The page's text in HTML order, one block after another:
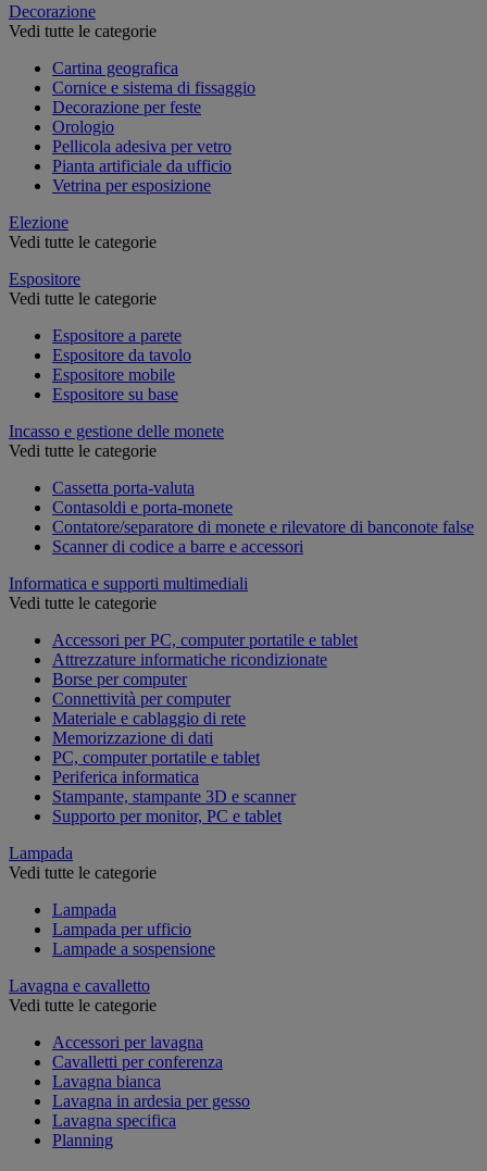
Decorazione
Vedi tutte le categorie
Cartina geografica
Cornice e sistema di fissaggio
Decorazione per feste
Orologio
Pellicola adesiva per vetro
Pianta artificiale da ufficio
Vetrina per esposizione
Elezione
Vedi tutte le categorie
Espositore
Vedi tutte le categorie
Espositore a parete
Espositore da tavolo
Espositore mobile
Espositore su base
Incasso e gestione delle monete
Vedi tutte le categorie
Cassetta porta-valuta
Contasoldi e porta-monete
Contatore/separatore di monete e rilevatore di banconote false
Scanner di codice a barre e accessori
Informatica e supporti multimediali
Vedi tutte le categorie
Accessori per PC, computer portatile e tablet
Attrezzature informatiche ricondizionate
Borse per computer
Connettività per computer
Materiale e cablaggio di rete
Memorizzazione di dati
PC, computer portatile e tablet
Periferica informatica
Stampante, stampante 3D e scanner
Supporto per monitor, PC e tablet
Lampada
Vedi tutte le categorie
Lampada
Lampada per ufficio
Lampade a sospensione
Lavagna e cavalletto
Vedi tutte le categorie
Accessori per lavagna
Cavalletti per conferenza
Lavagna bianca
Lavagna in ardesia per gesso
Lavagna specifica
Planning